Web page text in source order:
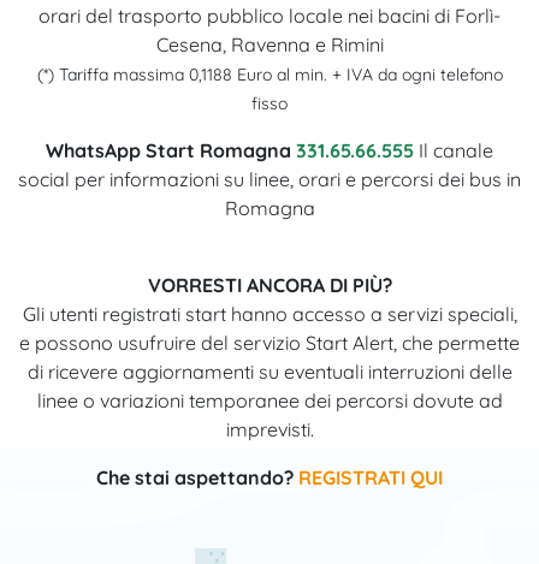
orari del trasporto pubblico locale nei bacini di Forlì-
Cesena, Ravenna e Rimini
(*) Tariffa massima 0,1188 Euro al min. + IVA da ogni telefono
fisso
WhatsApp Start Romagna 331.65.66.555 Il canale
social per informazioni su linee, orari e percorsi dei bus in
Romagna
VORRESTI ANCORA DI PIÙ?
Gli utenti registrati start hanno accesso a servizi speciali,
e possono usufruire del servizio Start Alert, che permette
di ricevere aggiornamenti su eventuali interruzioni delle
linee o variazioni temporanee dei percorsi dovute ad
imprevisti.
Che stai aspettando? REGISTRATI QUI